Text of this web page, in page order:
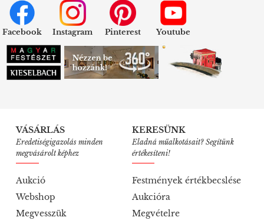
Facebook Instagram Pinterest Youtube
VÁSÁRLÁS
Eredetiségigazolás minden
megvásárolt képhez
Aukció
Webshop
Megvesszük
KERESÜNK
Eladná műalkotásait? Segítünk
értékesíteni!
Festmények értékbecslése
Aukcióra
Megvételre